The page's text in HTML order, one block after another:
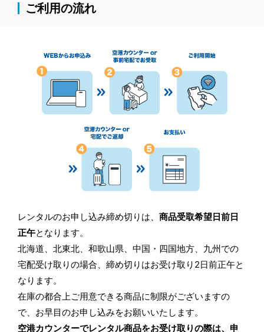
ご利用の流れ
レンタルのお申し込み締め切りは、 商品受取希望日前日
正午となります。
北海道、北東北、和歌山県、中国・四国地方、九州での
宅配受け取りの場合、締め切りはお受け取り2日前正午と
なります。
在庫の都合上ご用意できる商品に制限がございますの
で、お早目のお申し込みをお願いいたします。
空港カウンターでレンタル商品をお受け取りの際は、申